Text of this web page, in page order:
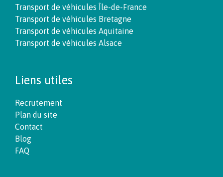
Transport de véhicules Île-de-France
Transport de véhicules Bretagne
Transport de véhicules Aquitaine
Transport de véhicules Alsace
Liens utiles
Recrutement
Plan du site
Contact
Blog
FAQ